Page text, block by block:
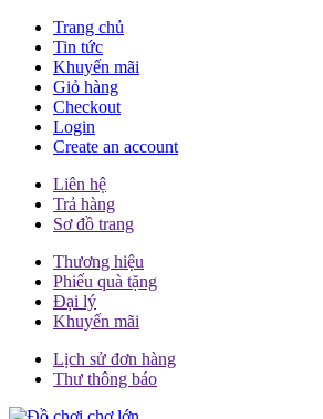
Trang chủ
Tin tức
Khuyến mãi
Giỏ hàng
Checkout
Login
Create an account
Liên hệ
Trả hàng
Sơ đồ trang
Thương hiệu
Phiếu quà tặng
Đại lý
Khuyến mãi
Lịch sử đơn hàng
Thư thông báo